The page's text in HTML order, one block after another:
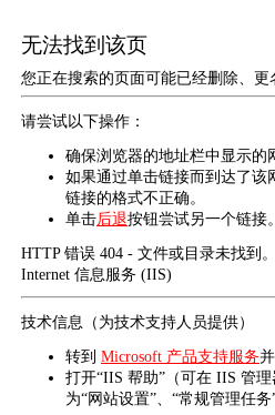
无法找到该页
您正在搜索的页面可能已经删除、更
请尝试以下操作：
确保浏览器的地址栏中显示的
如果通过单击链接而到达了该
链接的格式不正确。
单击后退按钮尝试另一个链接。
HTTP 错误 404 - 文件或目录未找到。
Internet 信息服务 (IIS)
技术信息（为技术支持人员提供）
转到 Microsoft 产品支持服务
打开“IIS 帮助”（可在 IIS 管
为“网站设置”、“常规管理任